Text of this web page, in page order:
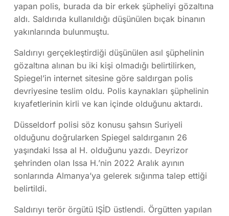
yapan polis, burada da bir erkek şüpheliyi gözaltına
aldı. Saldırıda kullanıldığı düşünülen bıçak binanın
yakınlarında bulunmuştu.
Saldırıyı gerçekleştirdiği düşünülen asıl şüphelinin
gözaltına alınan bu iki kişi olmadığı belirtilirken,
Spiegel’in internet sitesine göre saldırgan polis
devriyesine teslim oldu. Polis kaynakları şüphelinin
kıyafetlerinin kirli ve kan içinde olduğunu aktardı.
Düsseldorf polisi söz konusu şahsın Suriyeli
olduğunu doğrularken Spiegel saldırganın 26
yaşındaki Issa al H. olduğunu yazdı. Deyrizor
şehrinden olan Issa H.’nin 2022 Aralık ayının
sonlarında Almanya’ya gelerek sığınma talep ettiği
belirtildi.
Saldırıyı terör örgütü IŞİD üstlendi. Örgütten yapılan